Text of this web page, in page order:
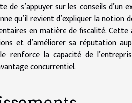
s’appuyer sur les conseils d’un
qu’il revient d’expliquer la notion
en matière de fiscalité. Cette
et d’améliorer sa réputation
renforce la capacité de
concurrentiel.